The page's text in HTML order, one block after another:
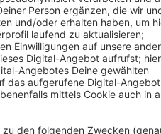
Laura Potting
Von Null auf Potting: